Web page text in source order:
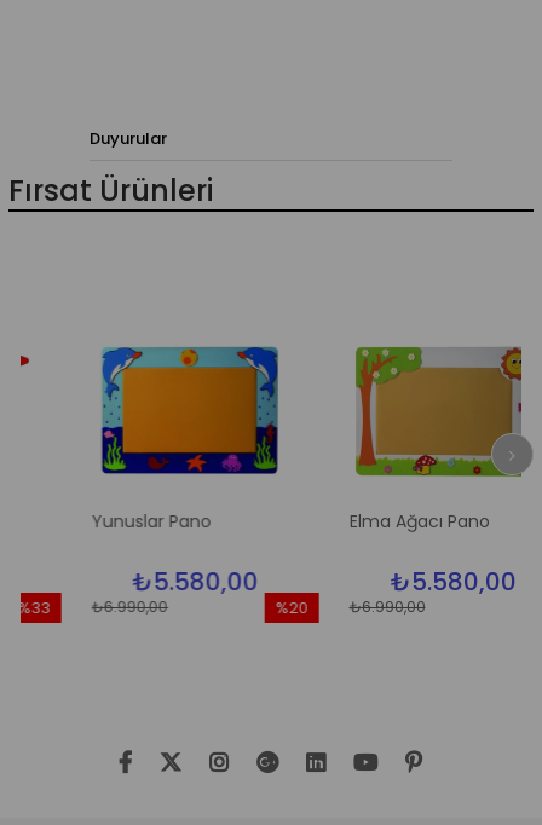
Duyurular
Fırsat Ürünleri
Yunuslar Pano
₺5.580,00
₺6.990,00
%20
Elma Ağacı Pano
₺5.580,00
₺6.990,00